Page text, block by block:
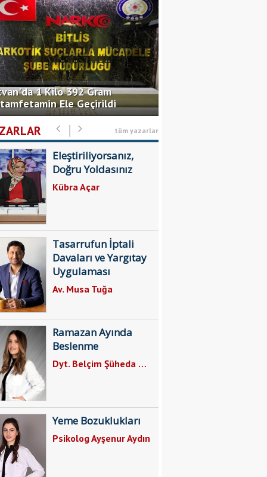
1 Kilo 392 Gram
Ele Geçirildi
tüm yazarlar
Dr. Erdoğan Özel
Bitlis’te Ekmek
Fiyatında Haksız
Kazanç
Servet Taşdemir
Eleştiriliyorsanız,
Doğru Yoldasınız
Kübra Açar
Tasarrufun İptali
Davaları ve Yargıtay
Uygulaması
Av. Musa Tuğa
Ramazan Ayında
Beslenme
Dyt. Belçim Şüheda Gül
Yeme Bozuklukları
Psikolog Ayşenur Aydın